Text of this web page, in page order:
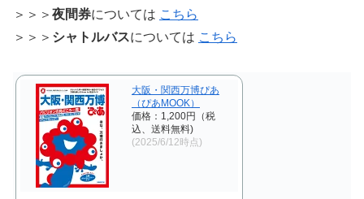
＞＞＞ 夜間券については こちら
＞＞＞ シャトルバスについては こちら
大阪・関西万博ぴあ
（ぴあMOOK）
価格：1,200円（税
込、送料無料)
(2025/6/12時点)